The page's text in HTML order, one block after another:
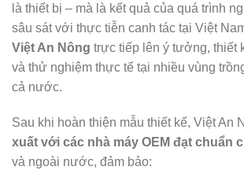
là thiết bị – mà là kết quả của quá trình
sâu sát với thực tiễn canh tác tại Việt
Việt An Nông trực tiếp lên ý tưởng, thiết
và thử nghiệm thực tế tại nhiều vùng
cả nước.
Sau khi hoàn thiện mẫu thiết kế, Việt An
xuất với các nhà máy OEM đạt chuẩn
và ngoài nước, đảm bảo: